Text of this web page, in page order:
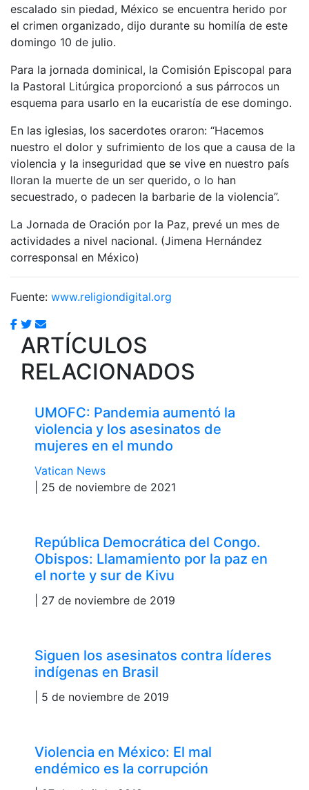
escalado sin piedad, México se encuentra herido por
el crimen organizado, dijo durante su homilía de este
domingo 10 de julio.
Para la jornada dominical, la Comisión Episcopal para
la Pastoral Litúrgica proporcionó a sus párrocos un
esquema para usarlo en la eucaristía de ese domingo.
En las iglesias, los sacerdotes oraron: “Hacemos
nuestro el dolor y sufrimiento de los que a causa de la
violencia y la inseguridad que se vive en nuestro país
lloran la muerte de un ser querido, o lo han
secuestrado, o padecen la barbarie de la violencia”.
La Jornada de Oración por la Paz, prevé un mes de
actividades a nivel nacional. (Jimena Hernández
corresponsal en México)
Fuente: www.religiondigital.org
ARTÍCULOS
RELACIONADOS
UMOFC: Pandemia aumentó la
violencia y los asesinatos de
mujeres en el mundo
Vatican News
| 25 de noviembre de 2021
República Democrática del Congo.
Obispos: Llamamiento por la paz en
el norte y sur de Kivu
| 27 de noviembre de 2019
Siguen los asesinatos contra líderes
indígenas en Brasil
| 5 de noviembre de 2019
Violencia en México: El mal
endémico es la corrupción